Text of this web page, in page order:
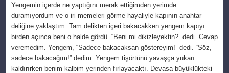
Yengemin içerde ne yaptığını merak ettiğimden yerimde
duramıyordum ve o iri memeleri görme hayaliyle kapının anahtar
deliğine yaklaştım. Tam delikten içeri bakacakken yengem kapıyı
birden açınca beni o halde gördü. “Beni mi dikizleyektin?” dedi. Cevap
veremedim. Yengem, “Sadece bakacaksan göstereyim!” dedi. “Söz,
sadece bakacağım!” dedim. Yengem tişörtünü yavaşça yukarı
kaldırırken benim kalbim yerinden fırlayacaktı. Devasa büyüklükteki